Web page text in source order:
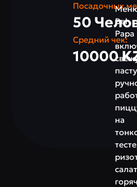
Del
Papa
пасту
на
Посадочных
50
Средний чек:
10000